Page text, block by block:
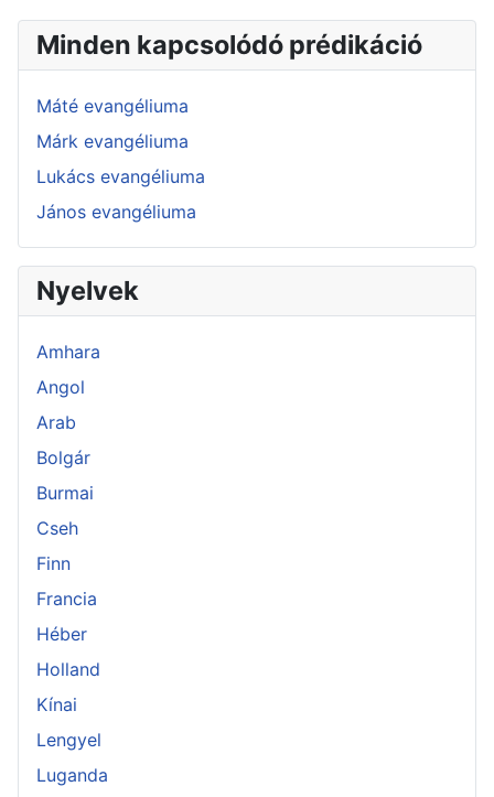
Minden kapcsolódó prédikáció
Máté evangéliuma
Márk evangéliuma
Lukács evangéliuma
János evangéliuma
Nyelvek
Amhara
Angol
Arab
Bolgár
Burmai
Cseh
Finn
Francia
Héber
Holland
Kínai
Lengyel
Luganda